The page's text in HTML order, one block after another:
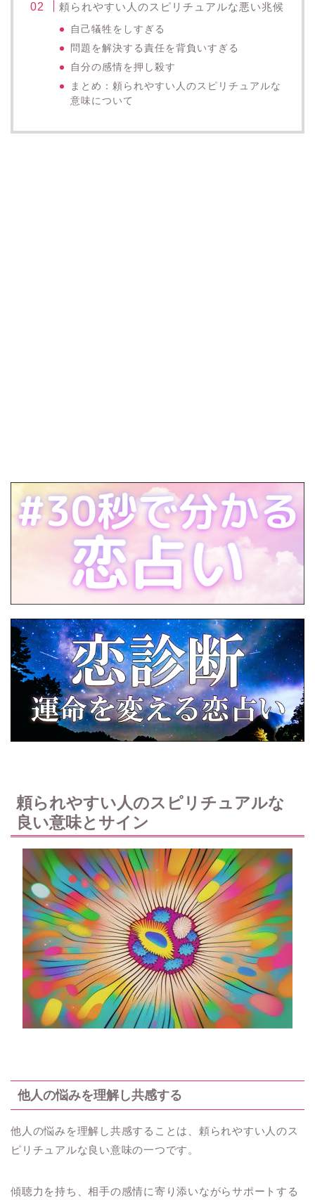
頼られやすい人のスピリチュアルな悪い兆候
自己犠牲をしすぎる
問題を解決する責任を背負いすぎる
自分の感情を押し殺す
まとめ：頼られやすい人のスピリチュアルな
意味について
頼られやすい人のスピリチュアルな
良い意味とサイン
他人の悩みを理解し共感する
他人の悩みを理解し共感することは、頼られやすい人のス
ピリチュアルな良い意味の一つです。
傾聴力を持ち、相手の感情に寄り添いながらサポートする